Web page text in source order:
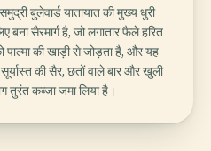
बुलेवार्ड यातायात की मुख्य धुरी
सैरमार्ग है, जो लगातार फैले हरित
पाल्मा की खाड़ी से जोड़ता है, और यह
की सैर, छतों वाले बार और खुली
तुरंत कब्जा जमा लिया है।